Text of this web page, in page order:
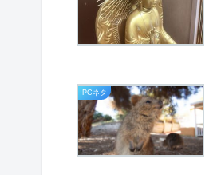
PCネタ